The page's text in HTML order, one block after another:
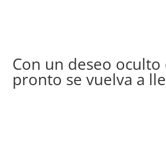
Con un deseo oculto
pronto se vuelva a